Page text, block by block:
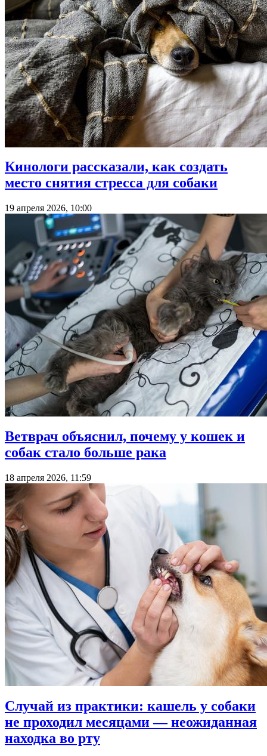
Кинологи рассказали, как создать
место снятия стресса для собаки
19 апреля 2026, 10:00
Ветврач объяснил, почему у кошек и
собак стало больше рака
18 апреля 2026, 11:59
Случай из практики: кашель у собаки
не проходил месяцами — неожиданная
находка во рту